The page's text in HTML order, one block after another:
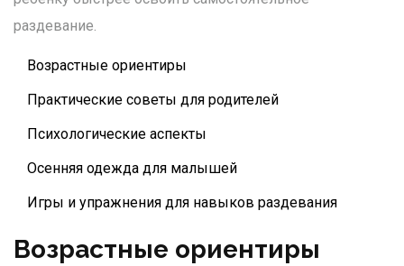
раздевание.
Возрастные ориентиры
Практические советы для родителей
Психологические аспекты
Осенняя одежда для малышей
Игры и упражнения для навыков раздевания
Возрастные ориентиры